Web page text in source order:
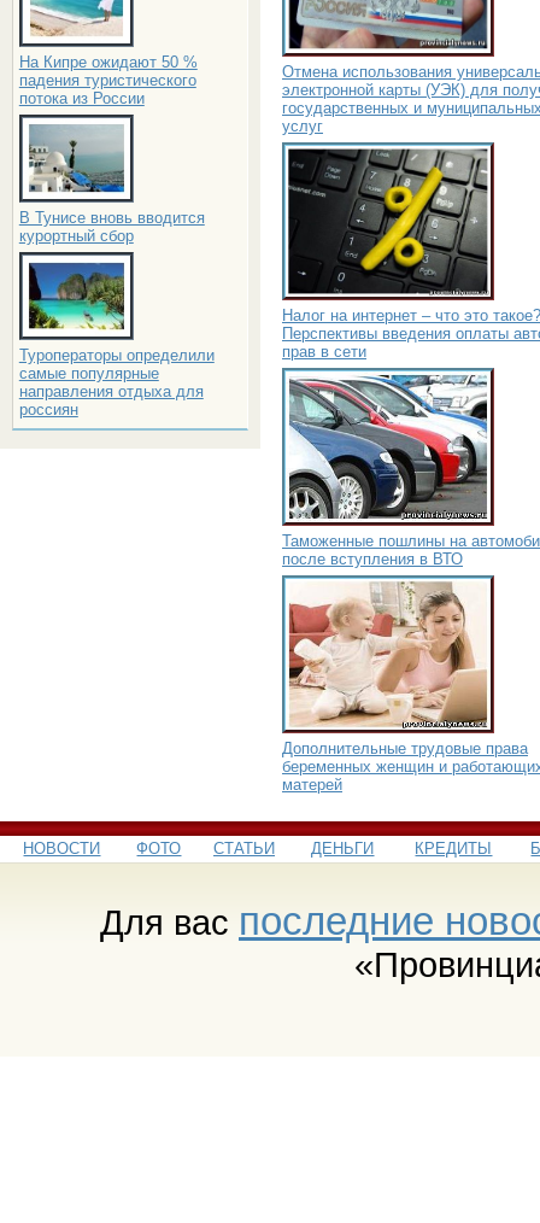
На Кипре ожидают 50 %
падения туристического
потока из России
В Тунисе вновь вводится
курортный сбор
Туроператоры определили
самые популярные
направления отдыха для
россиян
Отмена использования
электронной карты (УЭК) для
государственных и
услуг
Налог на интернет – что это такое?
Перспективы введения оплаты
прав в сети
Таможенные пошлины на
после вступления в ВТО
Дополнительные трудовые права
беременных женщин и
матерей
НОВОСТИ ФОТО СТАТЬИ ДЕНЬГИ КРЕДИТЫ
Для вас последние